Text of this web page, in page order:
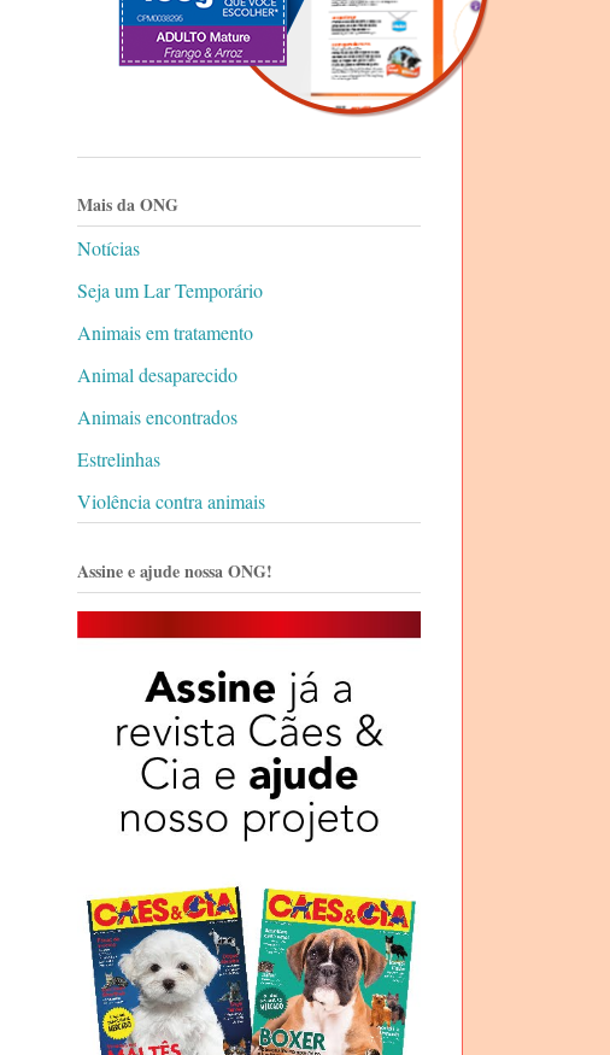
Mais da ONG
Notícias
Seja um Lar Temporário
Animais em tratamento
Animal desaparecido
Animais encontrados
Estrelinhas
Violência contra animais
Assine e ajude nossa ONG!